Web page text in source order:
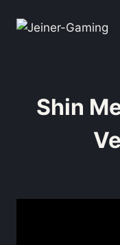
Shin